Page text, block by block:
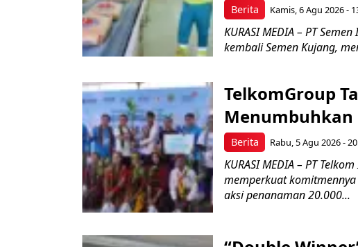
Berita Kamis, 6 Agu 2026 -
KURASI MEDIA – PT
kembali Semen Kujang,
Berita
TelkomGroup
Menumbuhkan
Rabu, 5 Agu 2026 -
KURASI MEDIA – PT
memperkuat
aksi penanaman 20.000...